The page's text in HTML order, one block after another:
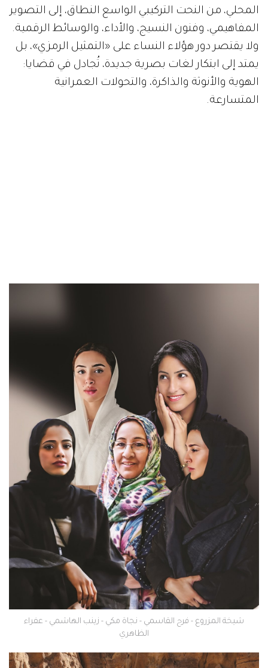
المحلي، من النحت التركيبي الواسع النطاق، إلى التصوير
المفاهيمي، وفنون النسيج، والأداء، والوسائط الرقمية.
ولا يقتصر دور هؤلاء النساء على «التمثيل الرمزي»، بل
يمتد إلى ابتكار لغات بصرية جديدة، تُجادل في قضايا:
الهوية والأنوثة والذاكرة، والتحولات العمرانية
المتسارعة.
شيخة المزروع - فرح القاسمي - نجاة مكي - زينب الهاشمي - عفراء
الظاهري